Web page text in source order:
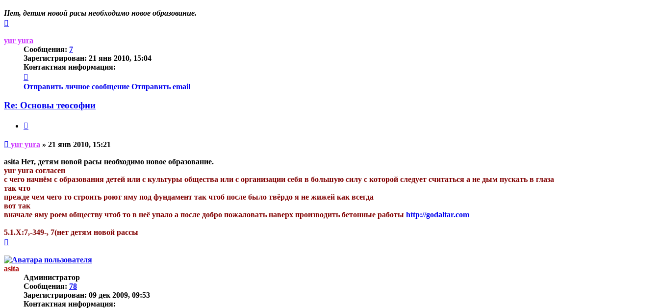
Нет, детям новой расы необходимо новое образование.
началу
yur yura
Сообщения: 7
Зарегистрирован: 21 янв 2010, 15:04
Контактная информация:
информация
пользователя
yura
Отправить личное сообщение Отправить email
Re: Основы теософии
Непрочитанное
сообщение
yur yura » 21 янв 2010, 15:21
asita Нет, детям новой расы необходимо новое образование.
yur yura согласен
с чего начнём с образования детей или с культуры общества или с организации себя в большую силу с которой следует считаться а не дым пускать в глаза
так что
прежде чем чего то строить роют яму под фундамент так чтоб после было твёрдо я не жижей как всегда
вот так
вначале яму роем обществу чтоб то в неё упало а после добро пожаловать наверх производить бетонные работы http://godaltar.com
5.1.Х:7,-349-, 7(нет детям новой рассы
началу
asita
Администратор
Сообщения: 78
Зарегистрирован: 09 дек 2009, 09:53
Контактная информация: